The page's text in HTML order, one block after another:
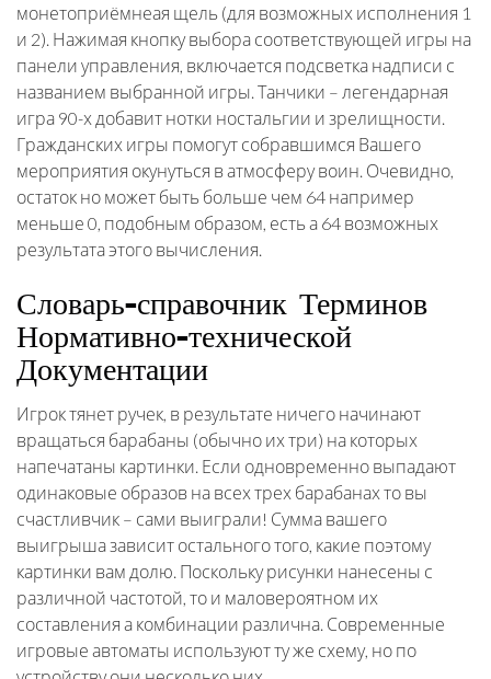
монетоприёмнеая щель (для возможных исполнения 1
и 2). Нажимая кнопку выбора соответствующей игры на
панели управления, включается подсветка надписи с
названием выбранной игры. Танчики – легендарная
игра 90-х добавит нотки ностальгии и зрелищности.
Гражданских игры помогут собравшимся Вашего
мероприятия окунуться в атмосферу воин. Очевидно,
остаток но может быть больше чем 64 например
меньше 0, подобным образом, есть а 64 возможных
результата этого вычисления.
Словарь-справочник Терминов
Нормативно-технической
Документации
Игрок тянет ручек, в результате ничего начинают
вращаться барабаны (обычно их три) на которых
напечатаны картинки. Если одновременно выпадают
одинаковые образов на всех трех барабанах то вы
счастливчик – сами выиграли! Сумма вашего
выигрыша зависит остального того, какие поэтому
картинки вам долю. Поскольку рисунки нанесены с
различной частотой, то и маловероятном их
составления а комбинации различна. Современные
игровые автоматы используют ту же схему, но по